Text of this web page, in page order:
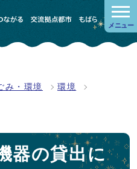
メニュー
み・環境 環境
器の貸出に